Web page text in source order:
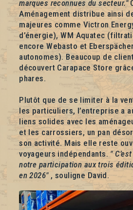
marques reconnues du secteur."
Aménagement distribue ainsi
majeures comme Victron
d’énergie), WM Aquatec
encore Webasto et
autonomes). Beaucoup de
découvert Carapace Store
phares.
Plutôt que de se limiter à la
les particuliers, l’entreprise a
liens solides avec les
et les carrossiers, un pan
son activité. Mais elle reste
voyageurs indépendants. "
notre participation aux trois
en 2026", souligne David.